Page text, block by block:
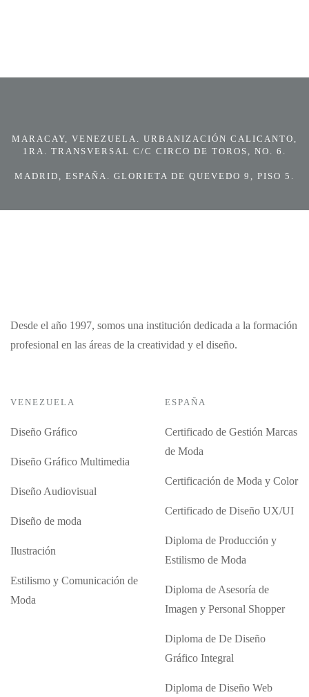
MARACAY, VENEZUELA. URBANIZACIÓN CALICANTO,
1RA. TRANSVERSAL C/C CIRCO DE TOROS, NO. 6.
MADRID, ESPAÑA. GLORIETA DE QUEVEDO 9, PISO 5.
Desde el año 1997, somos una institución dedicada a la formación
profesional en las áreas de la creatividad y el diseño.
VENEZUELA
Diseño Gráfico
Diseño Gráfico Multimedia
Diseño Audiovisual
Diseño de moda
Ilustración
Estilismo y Comunicación de
Moda
ESPAÑA
Certificado de Gestión Marcas
de Moda
Certificación de Moda y Color
Certificado de Diseño UX/UI
Diploma de Producción y
Estilismo de Moda
Diploma de Asesoría de
Imagen y Personal Shopper
Diploma de De Diseño
Gráfico Integral
Diploma de Diseño Web